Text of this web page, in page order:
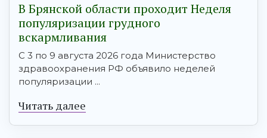
В Брянской области проходит Неделя
популяризации грудного
вскармливания
С 3 по 9 августа 2026 года Министерство
здравоохранения РФ объявило неделей
популяризации ...
Читать далее